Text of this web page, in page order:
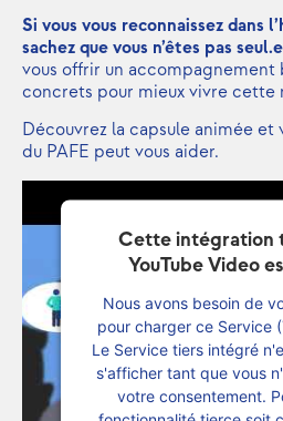
Si vous vous reconnaissez dans
sachez que vous n’êtes pas
vous offrir un
concrets pour mieux vivre cette
Découvrez la capsule animée et
du PAFE peut vous aider.
Cette intégration
YouTube Video
Nous avons besoin de
pour charger ce Service
Le Service tiers intégré
s'afficher tant que vous
votre consentement.